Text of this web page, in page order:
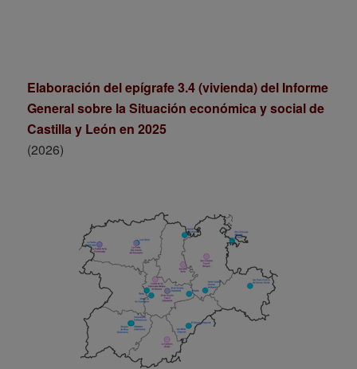
Elaboración del epígrafe 3.4 (vivienda) del Informe
General sobre la Situación económica y social de
Castilla y León en 2025
(2026)